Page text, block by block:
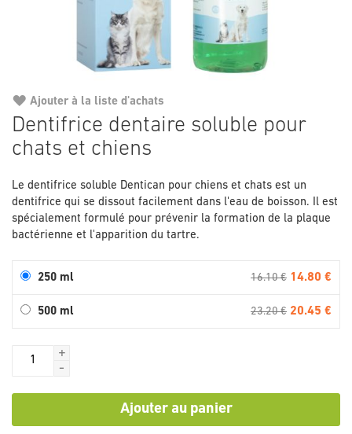
Dentifrice dentaire soluble pour
chats et chiens
Le dentifrice soluble Dentican pour chiens et chats est un
dentifrice qui se dissout facilement dans l'eau de boisson. Il est
spécialement formulé pour prévenir la formation de la plaque
bactérienne et l'apparition du tartre.
250 ml 16.10 € 14.80 €
500 ml 23.20 € 20.45 €
+
-
Ajouter au panier
Ajouter à la liste d'achats
au
Galerie
d’images